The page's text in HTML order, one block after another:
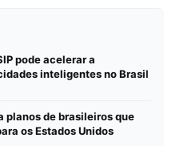
pode acelerar a
inteligentes no Brasil
planos de brasileiros que
os Estados Unidos